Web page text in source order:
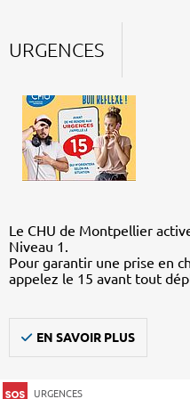
URGENCES
Le CHU de Montpellier
Niveau 1.
Pour garantir une prise en
appelez le 15 avant tout
EN SAVOIR PLUS
URGENCES